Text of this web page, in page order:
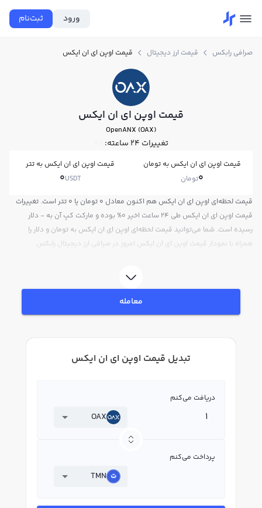
ورود ثبت‌نام
صرافی رابکس قیمت ارز دیجیتال قیمت اوپن ای ان ایکس
قیمت اوپن ای ان ایکس
OpenANX (OAX)
تغییرات ۲۴ ساعته: 0%
قیمت اوپن ای ان ایکس به تومان
0تومان
قیمت اوپن ای ان ایکس به تتر
0USDT
قیمت لحظه‌ای اوپن ای ان ایکس هم اکنون معادل 0 تومان یا 0 تتر است. تغییرات
قیمت اوپن ای ان ایکس طی 24 ساعت اخیر 0% بوده و مارکت کپ آن به - دلار
رسیده است. شما می‌توانید قیمت لحظه‌ای اوپن ای ان ایکس به تومان و دلار را
همراه با نمودار قیمت اوپن ای ان ایکس امروز در صرافی ارز دیجیتال رابکس
معامله
تبدیل قیمت اوپن ای ان ایکس
دریافت می‌کنم
OAX
پرداخت می‌کنم
TMN